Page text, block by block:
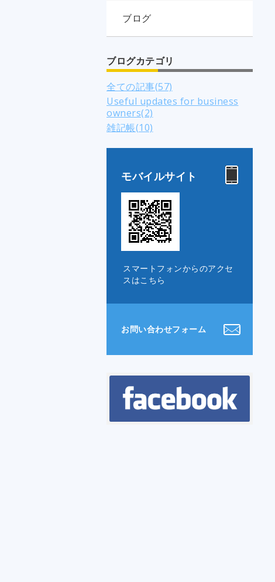
ブログ
ブログカテゴリ
全ての記事(57)
Useful updates for business
owners(2)
雑記帳(10)
モバイルサイト
スマートフォンからのアクセ
スはこちら
お問い合わせフォーム